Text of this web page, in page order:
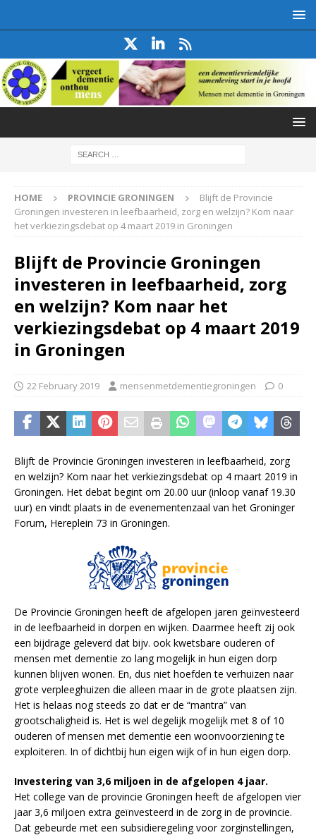
HOME PROVINCIE GRONINGEN
Blijft de Provincie
Groningen investeren in leefbaarheid, zorg en welzijn? Kom naar
het verkiezingsdebat op 4 maart 2019 in Groningen
Blijft de Provincie Groningen
investeren in leefbaarheid, zorg
en welzijn? Kom naar het
verkiezingsdebat op 4 maart 2019
in Groningen
22 February 2019 mensenmetdementiegroningen 0
Blijft de Provincie Groningen investeren in leefbaarheid, zorg
en welzijn? Kom naar het verkiezingsdebat op 4 maart 2019 in
Groningen. Het debat begint om 20.00 uur (inloop vanaf 19.30
uur) en vindt plaats in de evenementenzaal van het Groninger
Forum, Hereplein 73 in Groningen.
De Provincie Groningen heeft de afgelopen jaren geïnvesteerd
in de leefbaarheid in dorpen en wijken. Daarmee heeft zij ook
een bijdrage geleverd dat bijv. ook kwetsbare ouderen of
mensen met dementie zo lang mogelijk in hun eigen dorp
kunnen blijven wonen. En, dus niet hoefden te verhuizen naar
grote verpleeghuizen die alleen maar in de grote plaatsen zijn.
Het is helaas nog steeds zo dat er de “mantra” van
grootschaligheid is. Het is wel degelijk mogelijk met 8 of 10
ouderen of mensen met dementie een woonvoorziening te
exploiteren. In of dichtbij hun eigen wijk of in hun eigen dorp.
Investering van 3,6 miljoen in de afgelopen 4 jaar.
Het college van de provincie Groningen heeft de afgelopen vier
jaar 3,6 miljoen extra geïnvesteerd in de zorg in de provincie.
Dat gebeurde met een subsidieregeling voor zorginstellingen,